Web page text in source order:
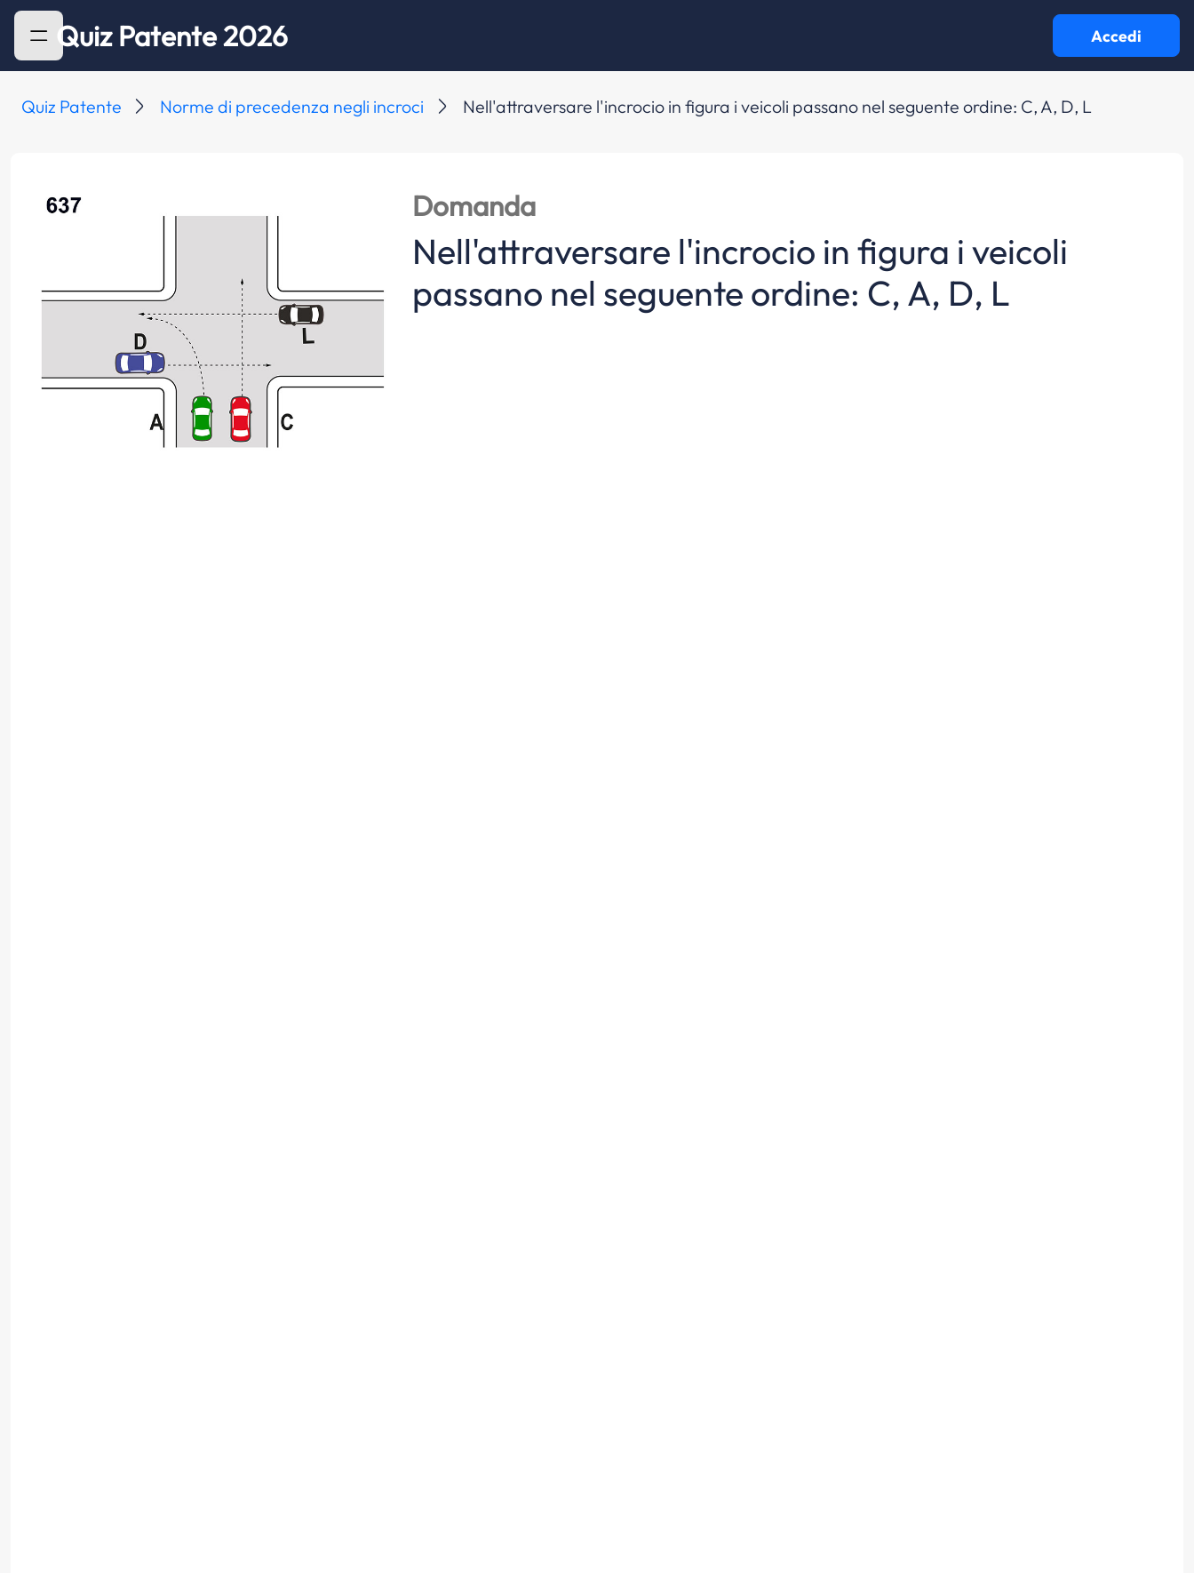
Quiz Patente 2026 Accedi
Quiz Patente Norme di precedenza negli incroci Nell'attraversare l'incrocio in figura i veicoli passano nel seguente ordine: C, A, D, L
Domanda
Nell'attraversare l'incrocio in figura i veicoli
passano nel seguente ordine: C, A, D, L